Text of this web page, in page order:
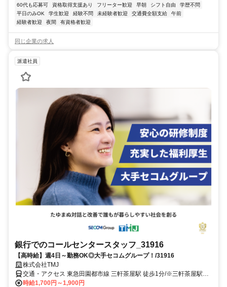
60代も応募可 資格取得支援あり フリーター歓迎 早朝 シフト自由
学歴不問
平日のみOK
学生歓迎 経験不問 未経験者歓迎 交通費全額支給
午前
経験者歓迎
夜間 有資格者歓迎
同じ企業の求人
派遣社員
銀行でのコールセンタースタッフ_31916
【高時給】週4日～勤務OK◎大手セコムグループ！/31916
株式会社TMJ
交通・アクセス 東急田園都市線 三軒茶屋駅 徒歩1分/※三軒茶屋駅よ
り地下通路にて直結
時給1,700円～1,900円